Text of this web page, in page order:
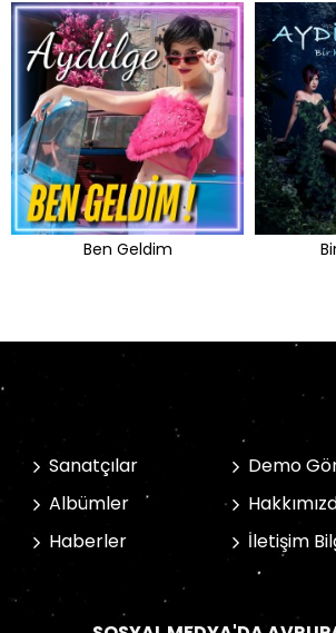
Ben Geldim
Sanatçılar
Albümler
Haberler
Demo
İletişim